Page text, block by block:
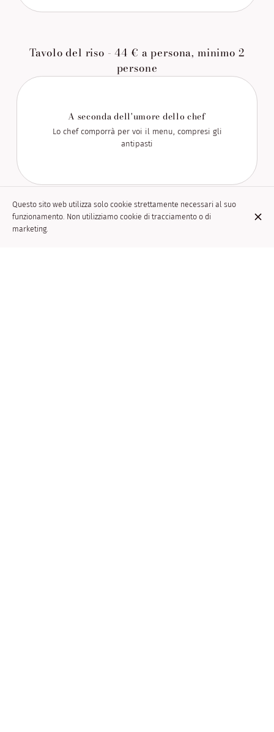
Tavolo del riso - 44 € a persona, minimo 2
persone
A seconda dell'umore dello chef
Lo chef comporrà per voi il menu, compresi gli
antipasti
Questo sito web utilizza solo cookie strettamente necessari al suo
funzionamento. Non utilizziamo cookie di tracciamento o di
marketing.